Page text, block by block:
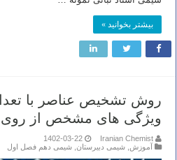
بیشتر بخوانید »
روش تشخیص عناصر با
ویژگی های مشخص از روی
Iranian Chemist
1402-03-22
آموزش شیمی دبیرستان شیمی دهم فصل اول